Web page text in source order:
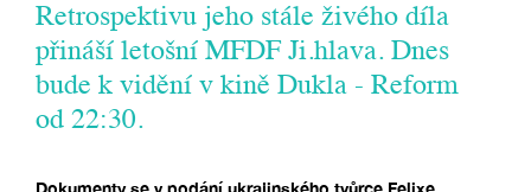
Retrospektivu jeho stále živého díla
přináší letošní MFDF Ji.hlava. Dnes
bude k vidění v kině Dukla - Reform
od 22:30.